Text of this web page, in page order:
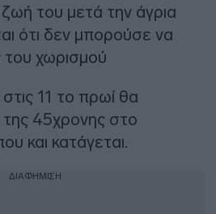
του μετά την άγρια
ότι δεν μπορούσε να
του χωρισμού
11 το πρωί θα
της 45χρονης στο
και κατάγεται.
ΔΙΑΦΗΜΙΣΗ